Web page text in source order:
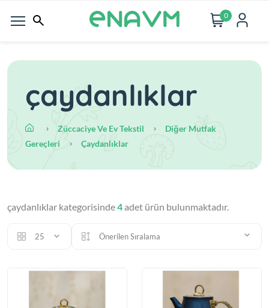
0
çaydanlıklar
Züccaciye Ve Ev Tekstil
Diğer Mutfak
Gereçleri
Çaydanlıklar
çaydanlıklar kategorisinde4adet ürün bulunmaktadır.
25 Önerilen Sıralama